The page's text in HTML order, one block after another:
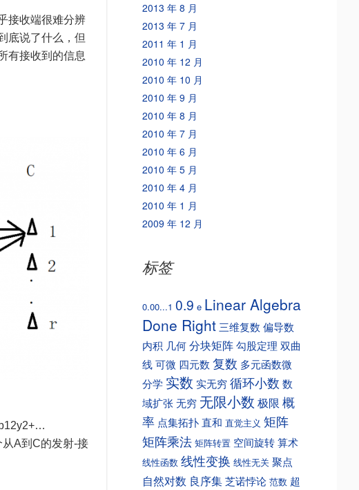
接收端很难分辨
底说了什么，但
有接收到的信息
A到C的发射-接
2013 年 8 月
2013 年 7 月
2011 年 1 月
2010 年 12 月
2010 年 10 月
2010 年 9 月
2010 年 8 月
2010 年 7 月
2010 年 6 月
2010 年 5 月
2010 年 4 月
2010 年 1 月
2009 年 12 月
标签
0.00...1 0.9 e Linear Algebra
Done Right 三维复数 偏导数
内积 几何 分块矩阵 勾股定理 双曲
线 可微 四元数 复数 多元函数微
分学 实数 实无穷 循环小数 数
域扩张 无穷 无限小数 极限 概
率 点集拓扑 直和 直觉主义 矩阵
矩阵乘法 矩阵转置 空间旋转 算术
线性函数 线性变换 线性无关 聚点
自然对数 良序集 芝诺悖论 范数 超